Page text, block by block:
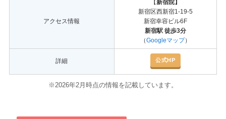
アクセス情報
【新宿院】
新宿区西新宿1-19-5
新宿幸容ビル6F
新宿駅 徒歩3分
（Googleマップ）
詳細 公式HP
※2026年2月時点の情報を記載しています。